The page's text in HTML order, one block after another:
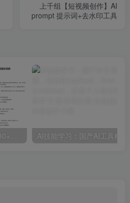
上千组【短视频创作】AI
prompt 提示词+去水印工具
周一原创AI创作指令词：30+个领域赛道的创作提示词集合